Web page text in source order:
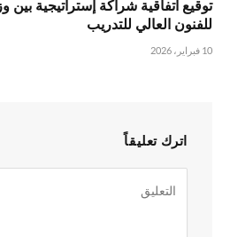
توقيع اتفاقية شراكة إستراتيجية
للفنون العالي للتدريب
10 فبراير، 2026
اترك تعليقاً